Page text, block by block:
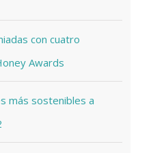
con cuatro
Awards
más sostenibles a